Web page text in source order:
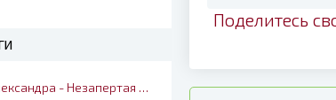
Поделитесь
- Незапертая дверь